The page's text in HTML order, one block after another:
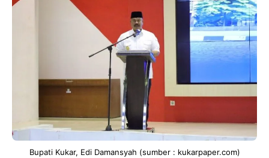
Bupati Kukar, Edi Damansyah (sumber : kukarpaper.com)